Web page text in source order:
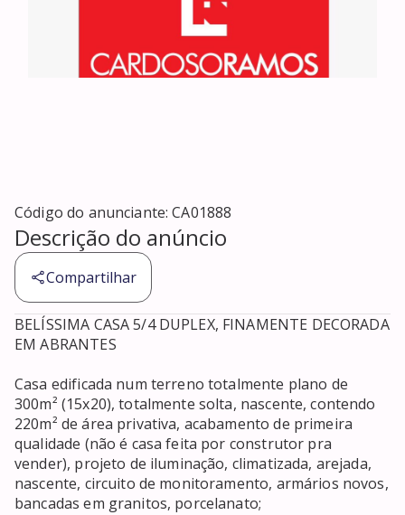
Código do anunciante:CA01888
Descrição do anúncio
Compartilhar
BELÍSSIMA CASA 5/4 DUPLEX, FINAMENTE DECORADA
EM ABRANTES
Casa edificada num terreno totalmente plano de
300m² (15x20), totalmente solta, nascente, contendo
220m² de área privativa, acabamento de primeira
qualidade (não é casa feita por construtor pra
vender), projeto de iluminação, climatizada, arejada,
nascente, circuito de monitoramento, armários novos,
bancadas em granitos, porcelanato;